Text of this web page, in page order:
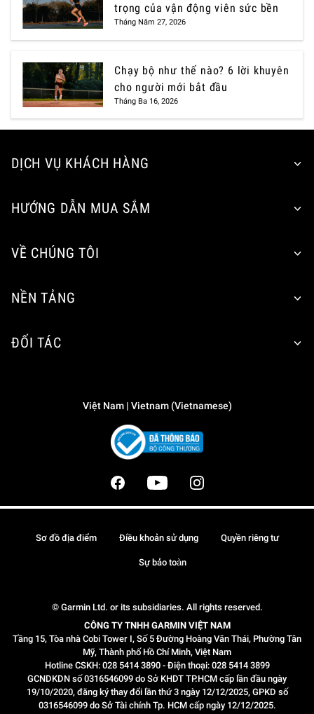
trọng của vận động viên sức bền
Tháng Năm 27, 2026
Chạy bộ như thế nào? 6 lời khuyên
cho người mới bắt đầu
Tháng Ba 16, 2026
DỊCH VỤ KHÁCH HÀNG
HƯỚNG DẪN MUA SẮM
VỀ CHÚNG TÔI
NỀN TẢNG
ĐỐI TÁC
Việt Nam | Vietnam (Vietnamese)
© Garmin Ltd. or its subsidiaries. All rights reserved.
CÔNG TY TNHH GARMIN VIỆT NAM
Tầng 15, Tòa nhà Cobi Tower I, Số 5 Đường Hoàng Văn Thái, Phường Tân
Mỹ, Thành phố Hồ Chí Minh, Việt Nam
Hotline CSKH: 028 5414 3890 - Điện thoại: 028 5414 3899
GCNDKDN số 0316546099 do Sở KHDT TP.HCM cấp lần đầu ngày
19/10/2020, đăng ký thay đổi lần thứ 3 ngày 12/12/2025, GPKD số
0316546099 do Sở Tài chính Tp. HCM cấp ngày 12/12/2025.
Sơ đồ địa điểm Điều khoản sử dụng Quyền riêng tư
Sự bảo toàn